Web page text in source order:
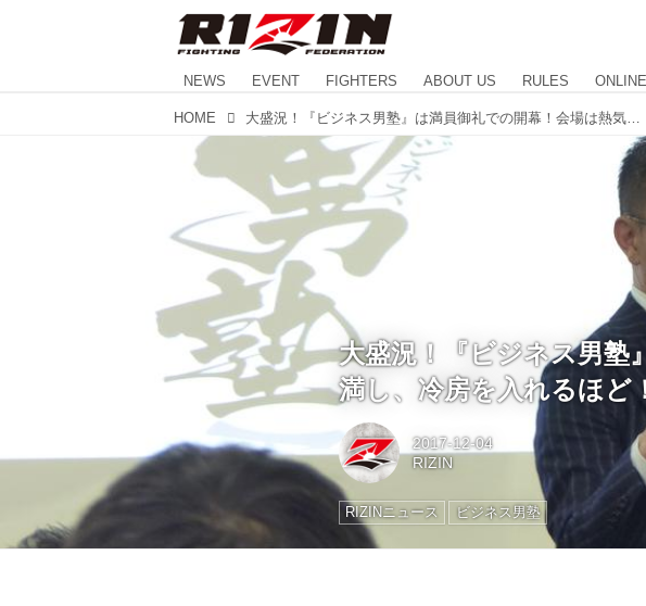
NEWS EVENT FIGHTERS ABOUT US RULES
HOME
大盛況！『ビジネス男塾
満し、冷房を入れるほど
2017-12-04
RIZIN
RIZINニュース ビジネス男塾